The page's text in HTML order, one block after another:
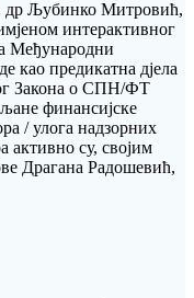
др Љубинко Митровић,
интерактивног
предикатна дјела
Закона о СПН/ФТ
финансијске
/ улога надзорних
активно су, својим
Драгана Радошевић,